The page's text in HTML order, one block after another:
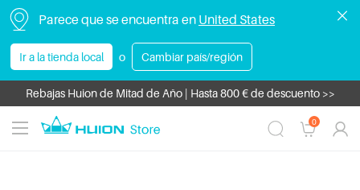
Parece que se encuentra en United States
Ir a la tienda local o Cambiar país/región
Rebajas Huion de Mitad de Año | Hasta 800 € de descuento >>
Huion Note E | El Cuaderno Electrónico >>
Kamvas Pro 16 V2 | Tu Elección de Calidad.>>
Los envíos a zonas insulares pueden estar sujetos a aranceles, que
Productos en Liquidación | Ahorro hasta 220 € >>
0